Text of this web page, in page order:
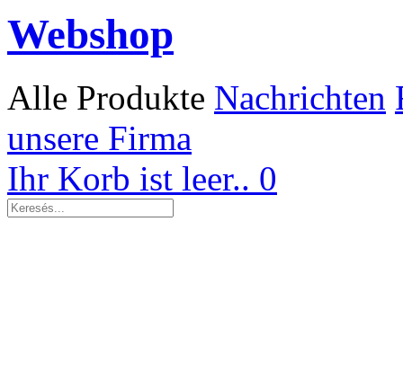
Webshop
Alle Produkte Nachrichten
unsere Firma
Ihr Korb ist leer.. 0